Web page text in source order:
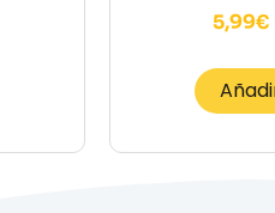
5,99€